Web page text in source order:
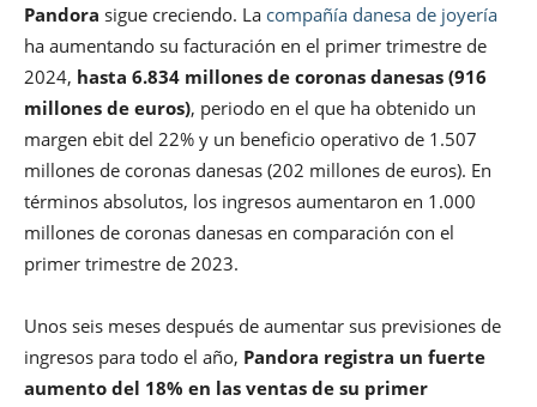
Pandora sigue creciendo. La compañía danesa de joyería
ha aumentando su facturación en el primer trimestre de
2024, hasta 6.834 millones de coronas danesas (916
millones de euros), periodo en el que ha obtenido un
margen ebit del 22% y un beneficio operativo de 1.507
millones de coronas danesas (202 millones de euros). En
términos absolutos, los ingresos aumentaron en 1.000
millones de coronas danesas en comparación con el
primer trimestre de 2023.
Unos seis meses después de aumentar sus previsiones de
ingresos para todo el año, Pandora registra un fuerte
aumento del 18% en las ventas de su primer